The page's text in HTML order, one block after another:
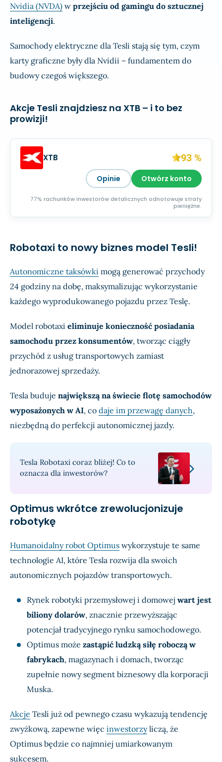
Nvidia (NVDA) w przejściu od gamingu do sztucznej
inteligencji.
Samochody elektryczne dla Tesli stają się tym, czym
karty graficzne były dla Nvidii – fundamentem do
budowy czegoś większego.
Akcje Tesli znajdziesz na XTB – i to bez
prowizji!
XTB 93 %
Opinie Otwórz konto
77% rachunków inwestorów detalicznych odnotowuje straty
pieniężne.
Robotaxi to nowy biznes model Tesli!
Autonomiczne taksówki mogą generować przychody
24 godziny na dobę, maksymalizując wykorzystanie
każdego wyprodukowanego pojazdu przez Teslę.
Model robotaxi eliminuje konieczność posiadania
samochodu przez konsumentów, tworząc ciągły
przychód z usług transportowych zamiast
jednorazowej sprzedaży.
Tesla buduje największą na świecie flotę samochodów
wyposażonych w AI, co daje im przewagę danych,
niezbędną do perfekcji autonomicznej jazdy.
Tesla Robotaxi coraz bliżej! Co to
oznacza dla inwestorów?
Optimus wkrótce zrewolucjonizuje
robotykę
Humanoidalny robot Optimus wykorzystuje te same
technologie AI, które Tesla rozwija dla swoich
autonomicznych pojazdów transportowych.
Rynek robotyki przemysłowej i domowej wart jest
biliony dolarów, znacznie przewyższając
potencjał tradycyjnego rynku samochodowego.
Optimus może zastąpić ludzką siłę roboczą w
fabrykach, magazynach i domach, tworząc
zupełnie nowy segment biznesowy dla korporacji
Muska.
Akcje Tesli już od pewnego czasu wykazują tendencję
zwyżkową, zapewne więc inwestorzyliczą, że
Optimus będzie co najmniej umiarkowanym
sukcesem.